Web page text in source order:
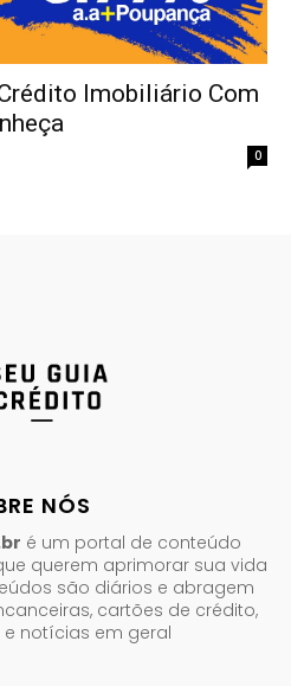
Imobiliário Com
0
NÓS
é um portal de conteúdo
querem aprimorar sua vida
são diários e abragem
cartões de crédito,
notícias em geral